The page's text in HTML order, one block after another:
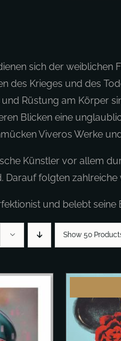
sich der weiblichen
des Krieges und des
Rüstung am Körper
Blicken eine
Viveros Werke
Künstler vor allem
Darauf folgten
und belebt
Show 50